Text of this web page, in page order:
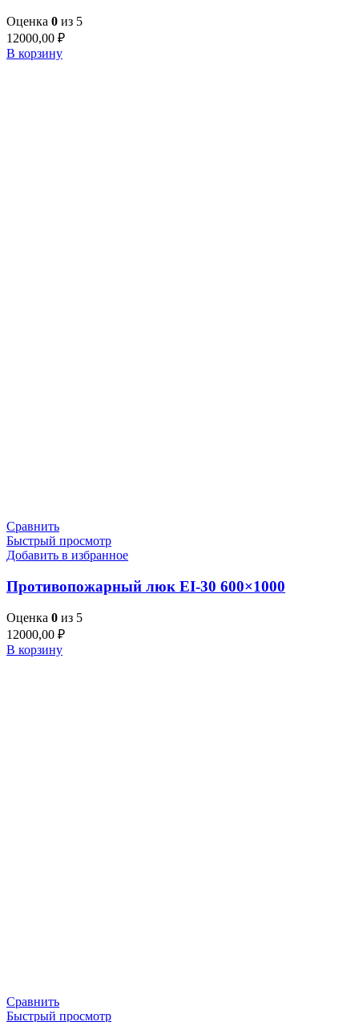
Оценка 0 из 5
12000,00 ₽
В корзину
Сравнить
Быстрый просмотр
Добавить в избранное
Противопожарный люк EI-30 600×1000
Оценка 0 из 5
12000,00 ₽
В корзину
Сравнить
Быстрый просмотр